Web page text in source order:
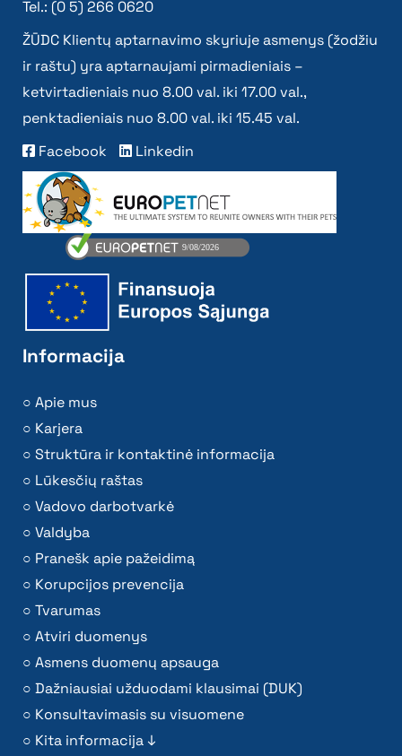
Tel.: (0 5) 266 0620
ŽŪDC Klientų aptarnavimo skyriuje asmenys (žodžiu
ir raštu) yra aptarnaujami pirmadieniais –
ketvirtadieniais nuo 8.00 val. iki 17.00 val.,
penktadieniais nuo 8.00 val. iki 15.45 val.
Facebook
Linkedin
Informacija
Apie mus
Karjera
Struktūra ir kontaktinė informacija
Lūkesčių raštas
Vadovo darbotvarkė
Valdyba
Pranešk apie pažeidimą
Korupcijos prevencija
Tvarumas
Atviri duomenys
Asmens duomenų apsauga
Dažniausiai užduodami klausimai (DUK)
Konsultavimasis su visuomene
Kita informacija ↓